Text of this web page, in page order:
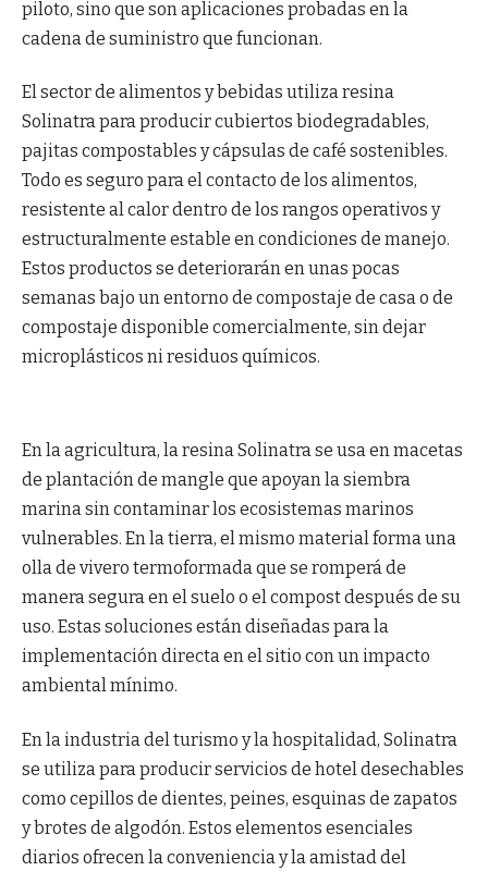
piloto, sino que son aplicaciones probadas en la
cadena de suministro que funcionan.
El sector de alimentos y bebidas utiliza resina
Solinatra para producir cubiertos biodegradables,
pajitas compostables y cápsulas de café sostenibles.
Todo es seguro para el contacto de los alimentos,
resistente al calor dentro de los rangos operativos y
estructuralmente estable en condiciones de manejo.
Estos productos se deteriorarán en unas pocas
semanas bajo un entorno de compostaje de casa o de
compostaje disponible comercialmente, sin dejar
microplásticos ni residuos químicos.
En la agricultura, la resina Solinatra se usa en macetas
de plantación de mangle que apoyan la siembra
marina sin contaminar los ecosistemas marinos
vulnerables. En la tierra, el mismo material forma una
olla de vivero termoformada que se romperá de
manera segura en el suelo o el compost después de su
uso. Estas soluciones están diseñadas para la
implementación directa en el sitio con un impacto
ambiental mínimo.
En la industria del turismo y la hospitalidad, Solinatra
se utiliza para producir servicios de hotel desechables
como cepillos de dientes, peines, esquinas de zapatos
y brotes de algodón. Estos elementos esenciales
diarios ofrecen la conveniencia y la amistad del